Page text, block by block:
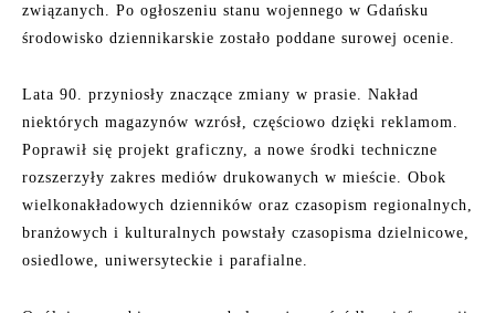
związanych. Po ogłoszeniu stanu wojennego w Gdańsku
środowisko dziennikarskie zostało poddane surowej ocenie.
Lata 90. przyniosły znaczące zmiany w prasie. Nakład
niektórych magazynów wzrósł, częściowo dzięki reklamom.
Poprawił się projekt graficzny, a nowe środki techniczne
rozszerzyły zakres mediów drukowanych w mieście. Obok
wielkonakładowych dzienników oraz czasopism regionalnych,
branżowych i kulturalnych powstały czasopisma dzielnicowe,
osiedlowe, uniwersyteckie i parafialne.